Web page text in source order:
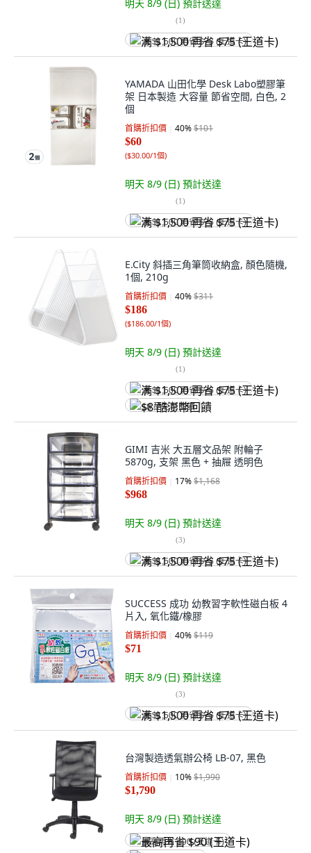
明天 8/9 (日) 預計送達
(1)
满 $1,500 再省 $75 (王道卡)
YAMADA 山田化學 Desk Labo塑膠筆
架 日本製造 大容量 節省空間, 白色, 2
個
首購折扣價 40%$101
$60
($30.00/1個)
明天 8/9 (日) 預計送達
(1)
满 $1,500 再省 $75 (王道卡)
E.City 斜插三角筆筒收納盒, 顏色隨機,
1個, 210g
首購折扣價 40%$311
$186
($186.00/1個)
明天 8/9 (日) 預計送達
(1)
满 $1,500 再省 $75 (王道卡)
$8 酷澎幣回饋
GIMI 吉米 大五層文品架 附輪子
5870g, 支架 黑色 + 抽屜 透明色
首購折扣價 17%$1,168
$968
明天 8/9 (日) 預計送達
(3)
满 $1,500 再省 $75 (王道卡)
SUCCESS 成功 幼教習字軟性磁白板 4
片入, 氧化鐵/橡膠
首購折扣價 40%$119
$71
明天 8/9 (日) 預計送達
(3)
满 $1,500 再省 $75 (王道卡)
台灣製造透氣辦公椅 LB-07, 黑色
首購折扣價 10%$1,990
$1,790
明天 8/9 (日) 預計送達
最高再省 $90 (王道卡)